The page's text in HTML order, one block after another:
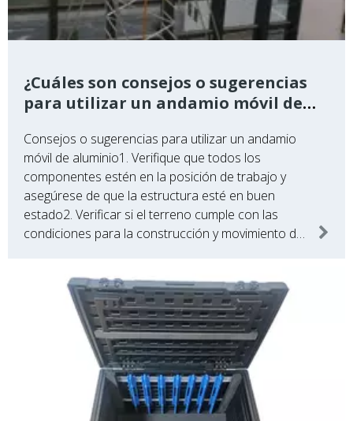
¿Cuáles son ​consejos o sugerencias
para utilizar un andamio móvil de
Consejos o sugerencias para utilizar un andamio
móvil de aluminio1. Verifique que todos los
componentes estén en la posición de trabajo y
asegúrese de que la estructura esté en buen
estado2. Verificar si el terreno cumple con las
condiciones para la construcción y movimiento de